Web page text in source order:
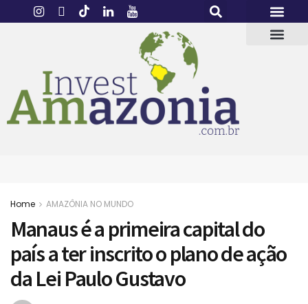
Home AMAZÔNIA NO MUNDO
Manaus é a primeira capital do
país a ter inscrito o plano de ação
da Lei Paulo Gustavo